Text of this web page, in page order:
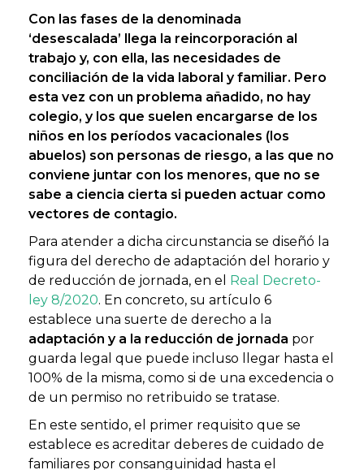
Con las fases de la denominada
‘desescalada’ llega la reincorporación al
trabajo y, con ella, las necesidades de
conciliación de la vida laboral y familiar. Pero
esta vez con un problema añadido, no hay
colegio, y los que suelen encargarse de los
niños en los períodos vacacionales (los
abuelos) son personas de riesgo, a las que no
conviene juntar con los menores, que no se
sabe a ciencia cierta si pueden actuar como
vectores de contagio.
Para atender a dicha circunstancia se diseñó la
figura del derecho de adaptación del horario y
de reducción de jornada, en el Real Decreto-
ley 8/2020. En concreto, su artículo 6
establece una suerte de derecho a la
adaptación y a la reducción de jornada por
guarda legal que puede incluso llegar hasta el
100% de la misma, como si de una excedencia o
de un permiso no retribuido se tratase.
En este sentido, el primer requisito que se
establece es acreditar deberes de cuidado de
familiares por consanguinidad hasta el